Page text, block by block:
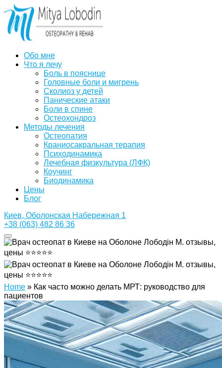
Обо мне
Что я лечу
Боль в пояснице
Головные боли и мигрень
Сколиоз у детей
Панические атаки
Боли в спине
Остеохондроз
Методы лечения
Остеопатия
Краниосакральная терапия
Психодинамика
Лечебная физкультура (ЛФК)
Коучинг
Биодинамика
Цены
Блог
Киев, Оболонская Набережная 1
+38 (063) 482 86 36
Home » Как часто можно делать МРТ: руководство для
пациентов